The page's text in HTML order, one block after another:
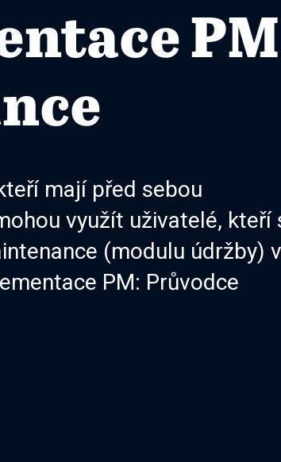
PM |
mají před sebou
využít uživatelé, kteří
(modulu údržby)
PM: Průvodce